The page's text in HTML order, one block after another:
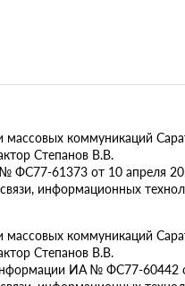
коммуникаций
Степанов В.В.
№ ФС77-61373 от 10 апреля
информационных
коммуникаций
Степанов В.В.
ИА № ФС77-60442